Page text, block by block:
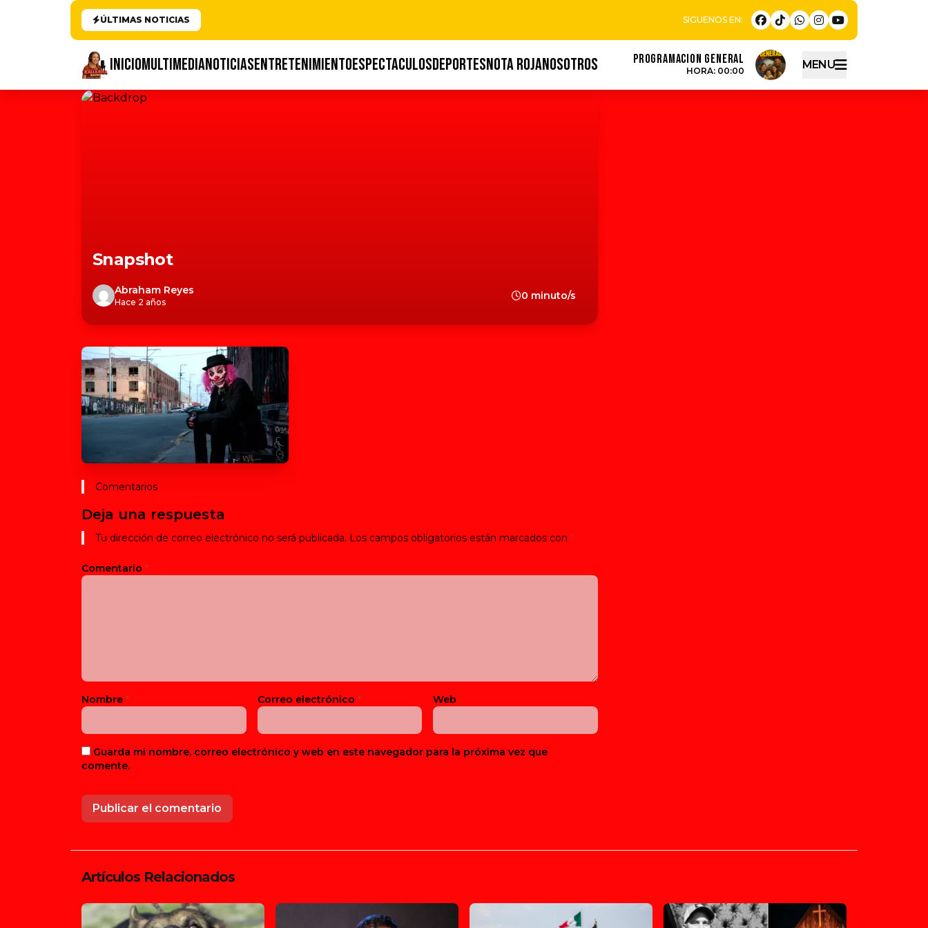
ÚLTIMAS NOTICIAS
INICIOMULTIMEDIANOTICIASENTRETENIMIENTOESPECTACULOSDEPORTESNOTA ROJANOSOTROS PROGRAMACION GENERAL
HORA: 00:00 MENU
Snapshot
Abraham Reyes
Hace 2 años
0 minuto/s
Comentarios
Deja una respuesta
Tu dirección de correo electrónico no será publicada. Los campos obligatorios están marcados con *
Comentario *
Nombre * Correo electrónico * Web
Guarda mi nombre, correo electrónico y web en este navegador para la próxima vez que
comente.
Artículos Relacionados